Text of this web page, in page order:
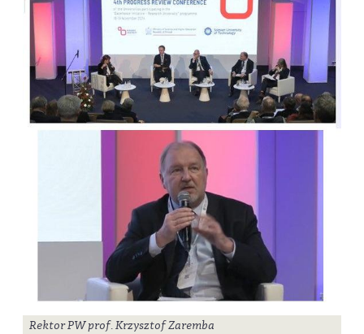
Rektor PW prof. Krzysztof Zaremba